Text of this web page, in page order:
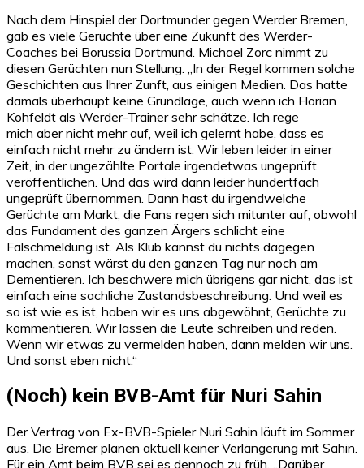
Nach dem Hinspiel der Dortmunder gegen Werder Bremen,
gab es viele Gerüchte über eine Zukunft des Werder-
Coaches bei Borussia Dortmund. Michael Zorc nimmt zu
diesen Gerüchten nun Stellung. „In der Regel kommen solche
Geschichten aus Ihrer Zunft, aus einigen Medien. Das hatte
damals überhaupt keine Grundlage, auch wenn ich Florian
Kohfeldt als Werder-Trainer sehr schätze. Ich rege
mich aber nicht mehr auf, weil ich gelernt habe, dass es
einfach nicht mehr zu ändern ist. Wir leben leider in einer
Zeit, in der ungezählte Portale irgendetwas ungeprüft
veröffentlichen. Und das wird dann leider hundertfach
ungeprüft übernommen. Dann hast du irgendwelche
Gerüchte am Markt, die Fans regen sich mitunter auf, obwohl
das Fundament des ganzen Ärgers schlicht eine
Falschmeldung ist. Als Klub kannst du nichts dagegen
machen, sonst wärst du den ganzen Tag nur noch am
Dementieren. Ich beschwere mich übrigens gar nicht, das ist
einfach eine sachliche Zustandsbeschreibung. Und weil es
so ist wie es ist, haben wir es uns abgewöhnt, Gerüchte zu
kommentieren. Wir lassen die Leute schreiben und reden.
Wenn wir etwas zu vermelden haben, dann melden wir uns.
Und sonst eben nicht.“
(Noch) kein BVB-Amt für Nuri Sahin
Der Vertrag von Ex-BVB-Spieler Nuri Sahin läuft im Sommer
aus. Die Bremer planen aktuell keiner Verlängerung mit Sahin.
Für ein Amt beim BVB sei es dennoch zu früh. „Darüber